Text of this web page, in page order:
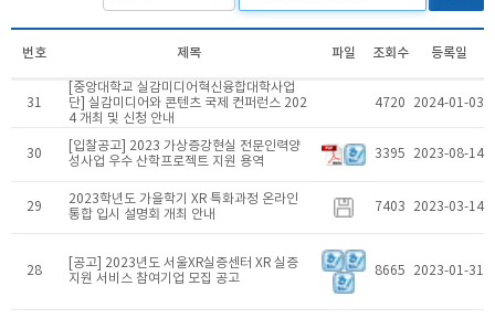
번호 제목 파일 조회수 등록일
31
[중앙대학교 실감미디어혁신융합대학사업
단] 실감미디어와 콘텐츠 국제 컨퍼런스 202
4 개최 및 신청 안내
4720 2024-01-03
30
[입찰공고] 2023 가상증강현실 전문인력양
성사업 우수 산학프로젝트 지원 용역
3395 2023-08-14
29
2023학년도 가을학기 XR 특화과정 온라인
통합 입시 설명회 개최 안내
7403 2023-03-14
28
[공고] ​2023년도 서울XR실증센터 XR 실증
지원 서비스 참여기업 모집 공고
8665 2023-01-31